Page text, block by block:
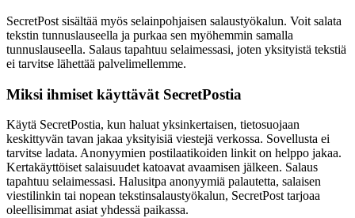
SecretPost sisältää myös selainpohjaisen salaustyökalun. Voit salata
tekstin tunnuslauseella ja purkaa sen myöhemmin samalla
tunnuslauseella. Salaus tapahtuu selaimessasi, joten yksityistä tekstiä
ei tarvitse lähettää palvelimellemme.
Miksi ihmiset käyttävät SecretPostia
Käytä SecretPostia, kun haluat yksinkertaisen, tietosuojaan
keskittyvän tavan jakaa yksityisiä viestejä verkossa. Sovellusta ei
tarvitse ladata. Anonyymien postilaatikoiden linkit on helppo jakaa.
Kertakäyttöiset salaisuudet katoavat avaamisen jälkeen. Salaus
tapahtuu selaimessasi. Halusitpa anonyymiä palautetta, salaisen
viestilinkin tai nopean tekstinsalaustyökalun, SecretPost tarjoaa
oleellisimmat asiat yhdessä paikassa.